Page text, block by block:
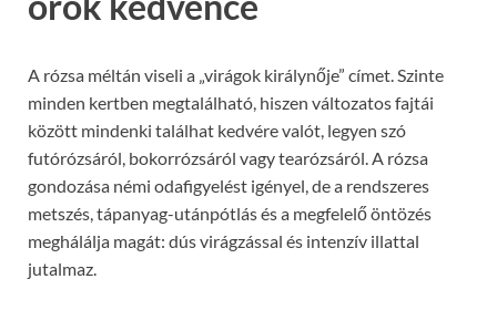
A rózsa méltán viseli a „virágok királynője” címet. Szinte
minden kertben megtalálható, hiszen változatos fajtái
között mindenki találhat kedvére valót, legyen szó
futórózsáról, bokorrózsáról vagy tearózsáról. A rózsa
gondozása némi odafigyelést igényel, de a rendszeres
metszés, tápanyag-utánpótlás és a megfelelő öntözés
meghálálja magát: dús virágzással és intenzív illattal
jutalmaz.